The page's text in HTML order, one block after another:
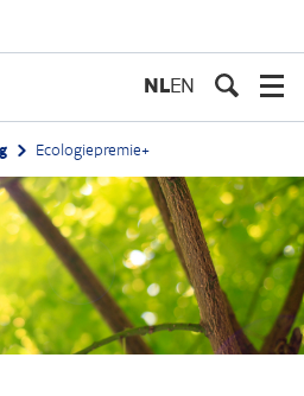
inhoud
gaan
NLEN
Ecologiepremie+